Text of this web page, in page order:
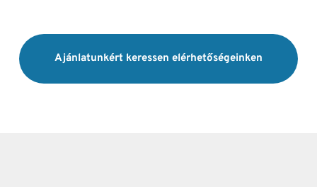
Ajánlatunkért keressen elérhetőségeinken